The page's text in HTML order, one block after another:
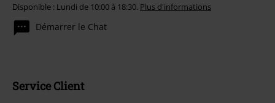
Disponible : Lundi de 10:00 à 18:30. Plus d'informations
Démarrer le Chat
Service Client